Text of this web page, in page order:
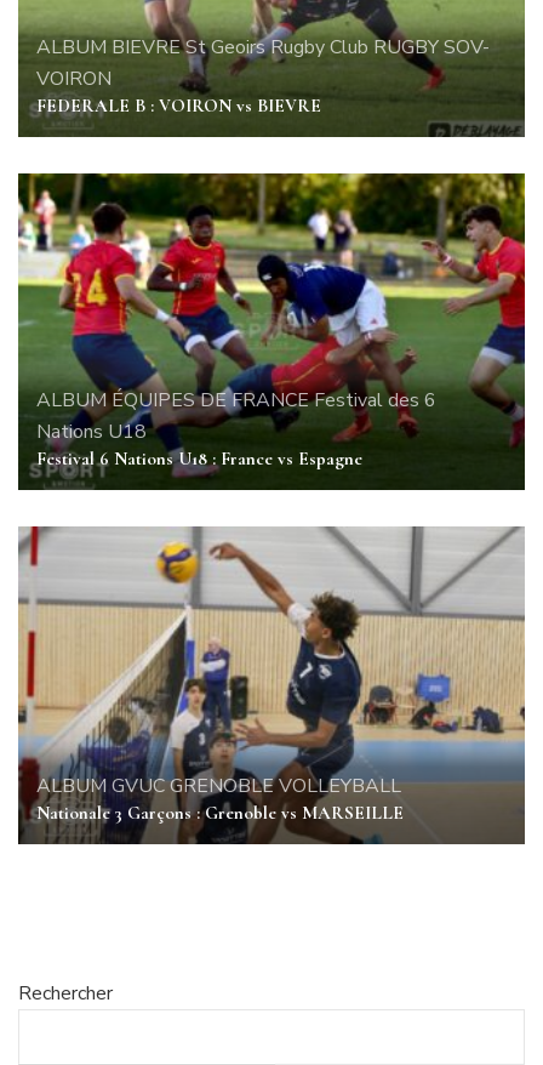
ALBUM BIEVRE St Geoirs Rugby Club RUGBYSOV-
VOIRON
FEDERALE B : VOIRON vs BIEVRE
ALBUM ÉQUIPES DE FRANCEFestival des 6
Nations U18
Festival 6 Nations U18 : France vs Espagne
ALBUMGVUC GRENOBLEVOLLEYBALL
Nationale 3 Garçons : Grenoble vs MARSEILLE
Rechercher